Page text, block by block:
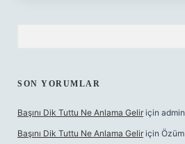
SON YORUMLAR
Başını Dik Tuttu Ne Anlama Gelir için admin
Başını Dik Tuttu Ne Anlama Gelir için Özüm